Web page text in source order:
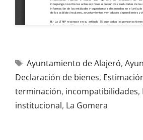
Ayuntamiento de Alajeró,
Declaración de bienes,
terminación, incompatibilidades,
institucional, La Gomera